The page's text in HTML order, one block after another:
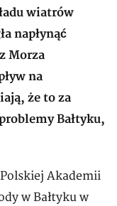
wiatrów
napłynąć
Morza
na
że to za
Bałtyku,
Akademii
w Bałtyku w